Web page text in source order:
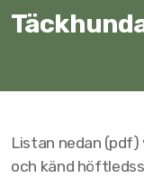
Listan nedan (pdf)
och känd
Valpkullar födda/
Importer